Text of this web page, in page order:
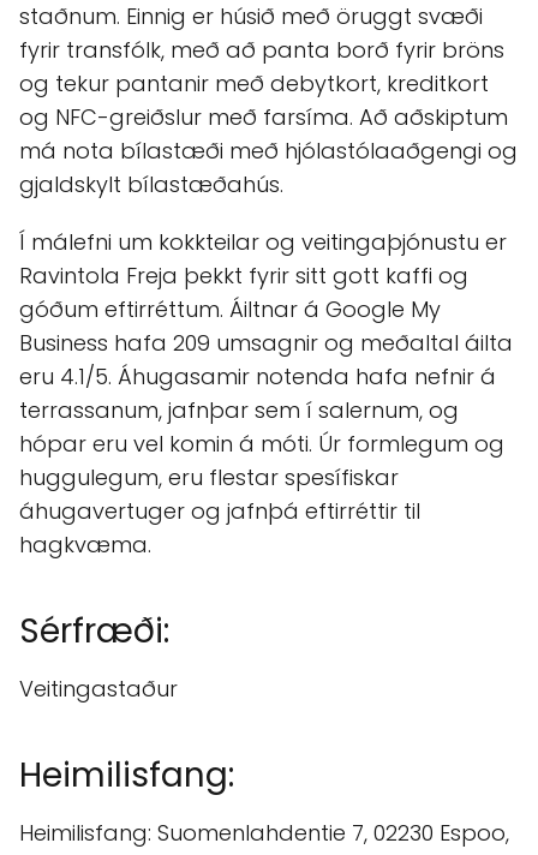
staðnum. Einnig er húsið með öruggt svæði
fyrir transfólk, með að panta borð fyrir bröns
og tekur pantanir með debytkort, kreditkort
og NFC-greiðslur með farsíma. Að aðskiptum
má nota bílastæði með hjólastólaaðgengi og
gjaldskylt bílastæðahús.
Í málefni um kokkteilar og veitingaþjónustu er
Ravintola Freja þekkt fyrir sitt gott kaffi og
góðum eftirréttum. Áiltnar á Google My
Business hafa 209 umsagnir og meðaltal áilta
eru 4.1/5. Áhugasamir notenda hafa nefnir á
terrassanum, jafnþar sem í salernum, og
hópar eru vel komin á móti. Úr formlegum og
huggulegum, eru flestar spesífiskar
áhugavertuger og jafnþá eftirréttir til
hagkvæma.
Sérfræði:
Veitingastaður
Heimilisfang:
Heimilisfang: Suomenlahdentie 7, 02230 Espoo,